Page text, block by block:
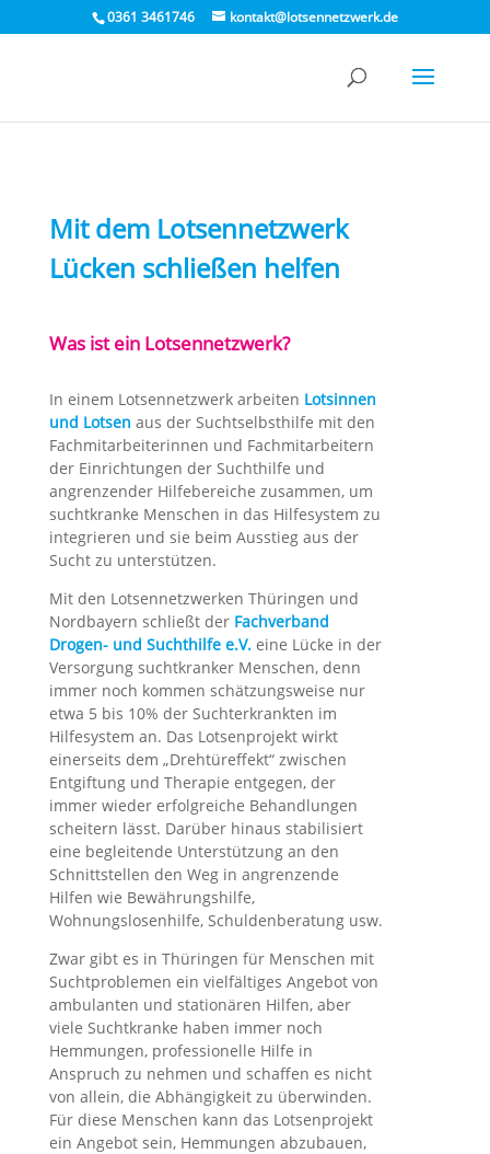
0361 3461746 kontakt@lotsennetzwerk.de
Mit dem Lotsennetzwerk
Lücken schließen helfen
Was ist ein Lotsennetzwerk?
In einem Lotsennetzwerk arbeiten Lotsinnen
und Lotsen aus der Suchtselbsthilfe mit den
Fachmitarbeiterinnen und Fachmitarbeitern
der Einrichtungen der Suchthilfe und
angrenzender Hilfebereiche zusammen, um
suchtkranke Menschen in das Hilfesystem zu
integrieren und sie beim Ausstieg aus der
Sucht zu unterstützen.
Mit den Lotsennetzwerken Thüringen und
Nordbayern schließt der Fachverband
Drogen- und Suchthilfe e.V. eine Lücke in der
Versorgung suchtkranker Menschen, denn
immer noch kommen schätzungsweise nur
etwa 5 bis 10% der Suchterkrankten im
Hilfesystem an. Das Lotsenprojekt wirkt
einerseits dem „Drehtüreffekt“ zwischen
Entgiftung und Therapie entgegen, der
immer wieder erfolgreiche Behandlungen
scheitern lässt. Darüber hinaus stabilisiert
eine begleitende Unterstützung an den
Schnittstellen den Weg in angrenzende
Hilfen wie Bewährungshilfe,
Wohnungslosenhilfe, Schuldenberatung usw.
Zwar gibt es in Thüringen für Menschen mit
Suchtproblemen ein vielfältiges Angebot von
ambulanten und stationären Hilfen, aber
viele Suchtkranke haben immer noch
Hemmungen, professionelle Hilfe in
Anspruch zu nehmen und schaffen es nicht
von allein, die Abhängigkeit zu überwinden.
Für diese Menschen kann das Lotsenprojekt
ein Angebot sein, Hemmungen abzubauen,